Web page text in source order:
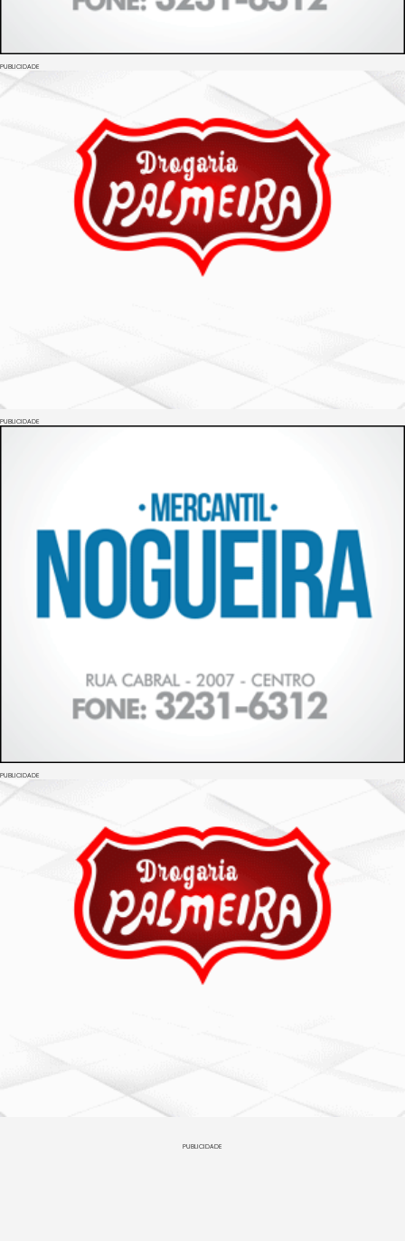
PUBLICIDADE
PUBLICIDADE
PUBLICIDADE
PUBLICIDADE